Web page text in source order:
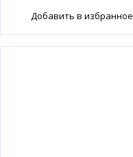
Добавить в избранное